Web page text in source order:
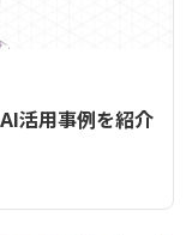
活用事例を紹介